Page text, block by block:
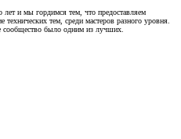
и мы гордимся тем, что предоставляем
технических тем, среди мастеров разного уровня.
было одним из лучших.